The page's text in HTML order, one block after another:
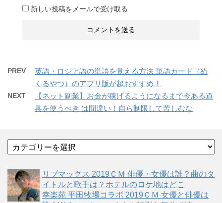
新しい投稿をメールで受け取る
PREV
英語・ロシア語の単語を覚える方法 単語カード（め
くるやつ）のアプリ版が超おすすめ！
NEXT
【ネット副業】お金が稼げるようになるまで今ある道
具を使うべき は間違い！自ら制限して苦しむな
テ
リ
ー
リブマックス 2019ＣＭ 俳優・女優は誰？曲のタ
イトルと歌手は？ホテルのロケ地はどこ
幸楽苑 平田牧場コラボ 2019ＣＭ 女優と俳優は